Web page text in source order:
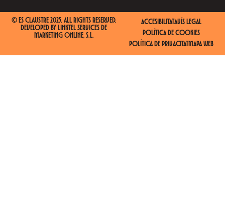
© ES CLAUSTRE 2025. ALL RIGHTS RESERVED.
DEVELOPED BY LINKTEL SERVICES DE
MARKETING ONLINE, S.L.
ACCESIBILITATAVÍS LEGAL
POLÍTICA DE COOKIES
POLÍTICA DE PRIVACITATMAPA WEB